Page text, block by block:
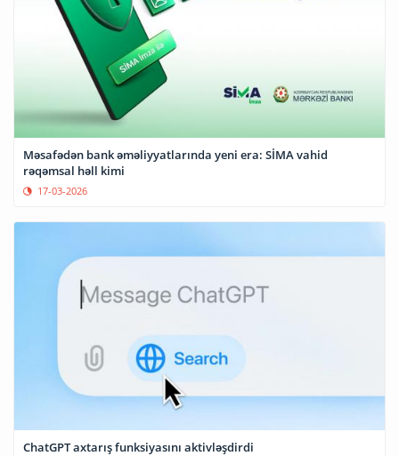
Məsafədən bank əməliyyatlarında yeni era: SİMA vahid
rəqəmsal həll kimi
17-03-2026
ChatGPT axtarış funksiyasını aktivləşdirdi